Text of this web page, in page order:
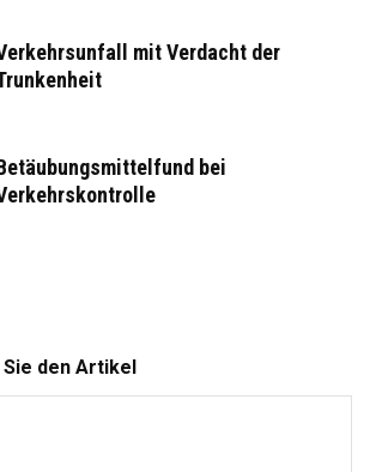
mit Verdacht der
bei
den Artikel